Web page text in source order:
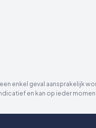
enkel geval
en kan op ieder